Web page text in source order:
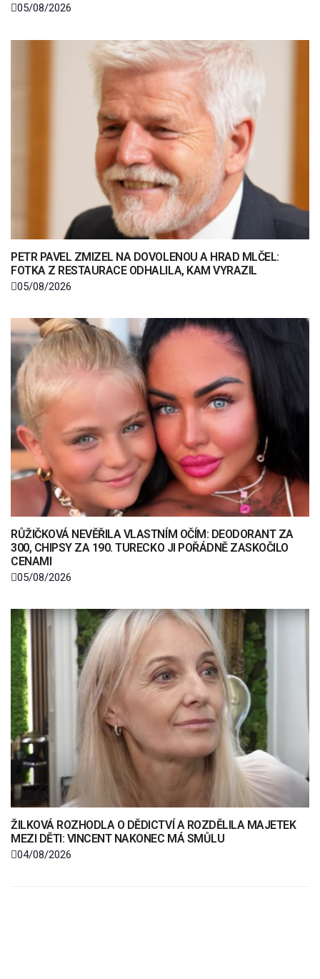
05/08/2026
PETR PAVEL ZMIZEL NA DOVOLENOU A HRAD MLČEL:
FOTKA Z RESTAURACE ODHALILA, KAM VYRAZIL
05/08/2026
RŮŽIČKOVÁ NEVĚŘILA VLASTNÍM OČÍM: DEODORANT ZA
300, CHIPSY ZA 190. TURECKO JI POŘÁDNĚ ZASKOČILO
CENAMI
05/08/2026
ŽILKOVÁ ROZHODLA O DĚDICTVÍ A ROZDĚLILA MAJETEK
MEZI DĚTI: VINCENT NAKONEC MÁ SMŮLU
04/08/2026